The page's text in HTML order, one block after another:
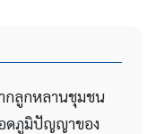
กลูกหลานชุมชน
ดภูมิปัญญาของ